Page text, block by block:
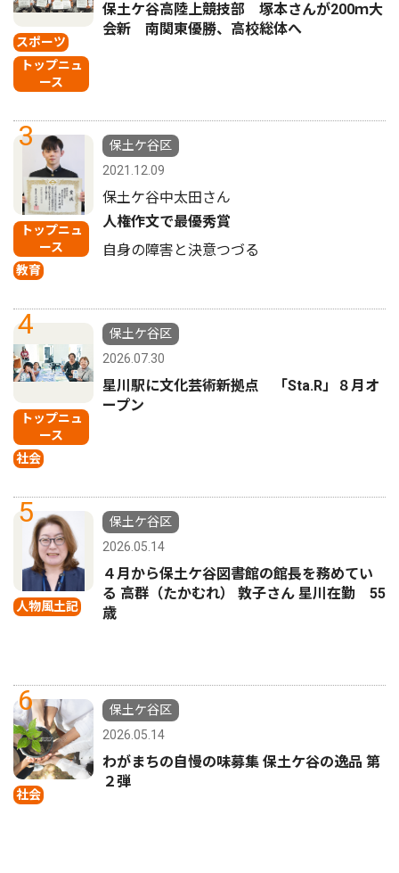
スポーツ
トップニュ
ース
保土ケ谷高陸上競技部 塚本さんが200ｍ大
会新 南関東優勝、高校総体へ
3
トップニュ
ース
教育
保土ケ谷区
2021.12.09
保土ケ谷中太田さん
人権作文で最優秀賞
自身の障害と決意つづる
4
トップニュ
ース
社会
保土ケ谷区
2026.07.30
星川駅に文化芸術新拠点 「Sta.R」８月オ
ープン
5
人物風土記
保土ケ谷区
2026.05.14
４月から保土ケ谷図書館の館長を務めてい
る 高群（たかむれ） 敦子さん 星川在勤 55
歳
6
社会
保土ケ谷区
2026.05.14
わがまちの自慢の味募集 保土ケ谷の逸品 第
２弾